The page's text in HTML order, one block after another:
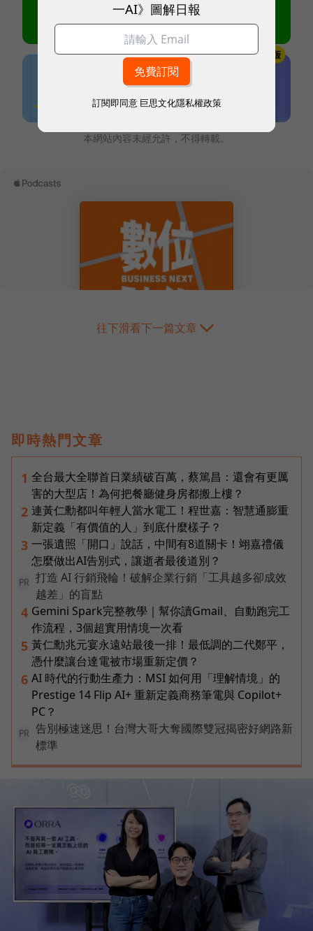
本網站內容未經允許，不得轉載。
往下滑看下一篇文章
即時熱門文章
1 全台最大全聯首日業績破百萬，蔡篤昌：還會有更厲
害的大型店！為何把餐廳健身房都搬上樓？
2 連黃仁勳都叫年輕人當水電工！程世嘉：智慧通膨重
新定義「有價值的人」到底什麼樣子？
3 一張遺照「開口」說話，中間有8道關卡！翊嘉禮儀
怎麼做出AI告別式，讓逝者最後道別？
PR
打造 AI 行銷飛輪！破解企業行銷「工具越多卻成效
越差」的盲點
4 Gemini Spark完整教學｜幫你讀Gmail、自動跑完工
作流程，3個超實用情境一次看
5 黃仁勳兆元宴永遠站最後一排！最低調的二代鄭平，
憑什麼讓台達電被市場重新定價？
6 AI 時代的行動生產力：MSI 如何用「理解情境」的
Prestige 14 Flip AI+ 重新定義商務筆電與 Copilot+
PC？
PR
告別極速迷思！台灣大哥大奪國際雙冠揭密好網路新
標準
一AI》圖解日報
訂閱即同意 巨思文化隱私權政策